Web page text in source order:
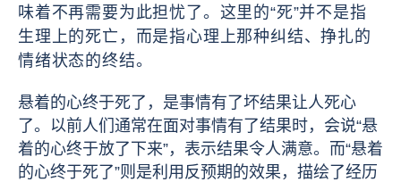
味着不再需要为此担忧了。这里的“死”并不是指
生理上的死亡，而是指心理上那种纠结、挣扎的
情绪状态的终结。
悬着的心终于死了，是事情有了坏结果让人死心
了。以前人们通常在面对事情有了结果时，会说“悬
着的心终于放了下来”，表示结果令人满意。而“悬着
的心终于死了”则是利用反预期的效果，描绘了经历